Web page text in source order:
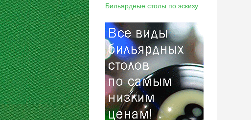
Бильярдные столы по эскизу